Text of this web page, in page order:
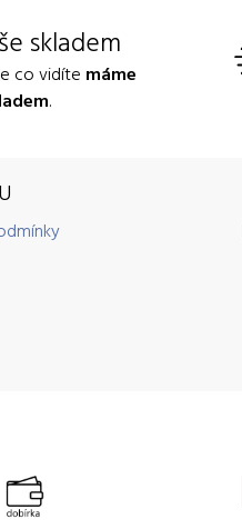
skladem
co vidíte máme
.